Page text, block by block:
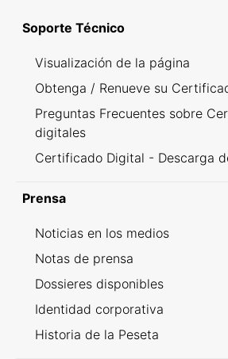
Soporte Técnico
Visualización de la página
Obtenga / Renueve su
Preguntas Frecuentes sobre
digitales
Certificado Digital - Descarga
Prensa
Noticias en los medios
Notas de prensa
Dossieres disponibles
Identidad corporativa
Historia de la Peseta